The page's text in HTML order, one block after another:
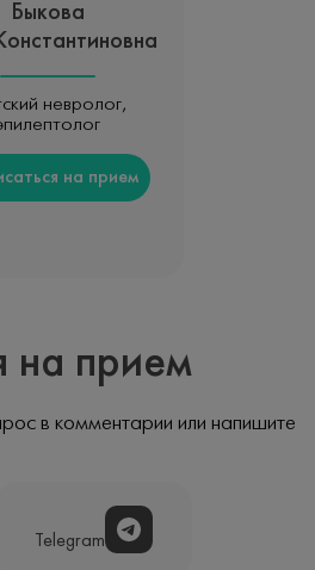
Быкова
невролог,
на прием
на прием
в комментарии или напишите
Telegram